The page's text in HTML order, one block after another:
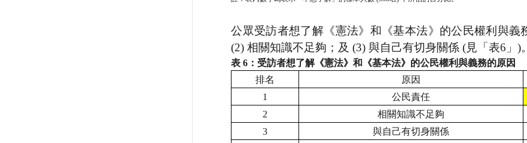
公眾受訪者想了解《憲法》和《基本法》的公民權利與義
(2)相關知識不足夠；及 (3)與自己有切身關係 (見「表6 」)。
表 6 ：受訪者想了解《憲法》和《基本法》的公民權利與義務的原因
排名
原因
1
公民責任
2
相關知識不足夠
3
與自己有切身關係